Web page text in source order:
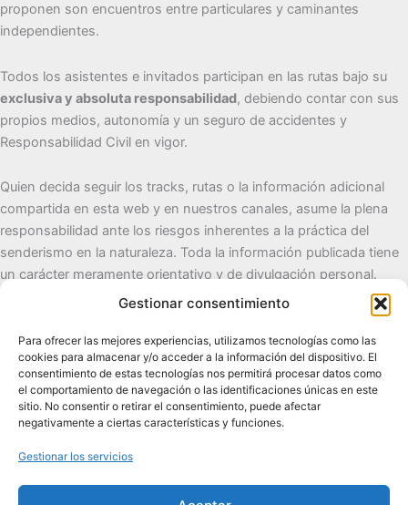
Gestionar consentimiento
Para ofrecer las mejores experiencias, utilizamos tecnologías como las
cookies para almacenar y/o acceder a la información del dispositivo. El
consentimiento de estas tecnologías nos permitirá procesar datos como
el comportamiento de navegación o las identificaciones únicas en este
sitio. No consentir o retirar el consentimiento, puede afectar
negativamente a ciertas características y funciones.
Gestionar los servicios
proponen son encuentros entre particulares y caminantes
independientes.
Todos los asistentes e invitados participan en las rutas bajo su
exclusiva y absoluta responsabilidad, debiendo contar con sus
propios medios, autonomía y un seguro de accidentes y
Responsabilidad Civil en vigor.
Quien decida seguir los tracks, rutas o la información adicional
compartida en esta web y en nuestros canales, asume la plena
responsabilidad ante los riesgos inherentes a la práctica del
senderismo en la naturaleza. Toda la información publicada tiene
un carácter meramente orientativo y de divulgación personal.
Senderismo de autor, naturaleza y pueblos con alma.
Contacto:cuevadeldestino@gmail.com |
+34 722 32 62
1.200 en Instagram